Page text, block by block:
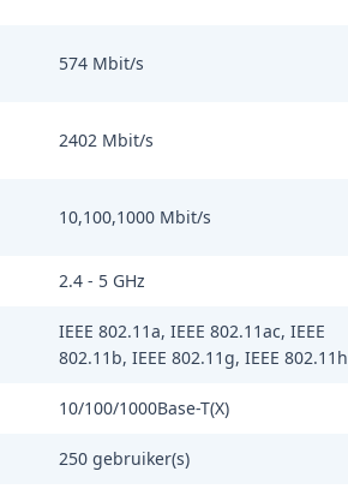
574 Mbit/s
2402 Mbit/s
10,100,1000 Mbit/s
2.4 - 5 GHz
IEEE 802.11a, IEEE 802.11ac, IEEE
802.11b, IEEE 802.11g, IEEE 802.11h
10/100/1000Base-T(X)
250 gebruiker(s)